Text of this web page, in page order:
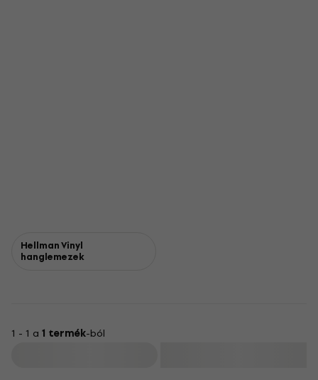
Hellman Vinyl
hanglemezek
1 - 1 a 1 termék-ból